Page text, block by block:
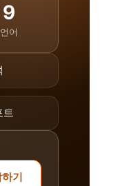
9
언어
트
기